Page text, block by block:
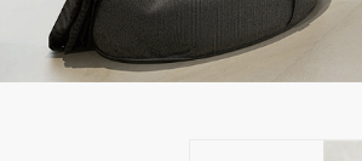
瓷砖百科